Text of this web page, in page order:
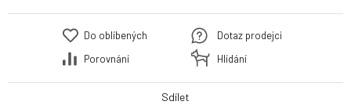
Do oblíbených
Porovnání
Dotaz prodejci
Hlídání
Sdílet